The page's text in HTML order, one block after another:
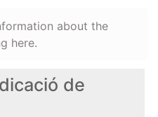
de
about the
here.